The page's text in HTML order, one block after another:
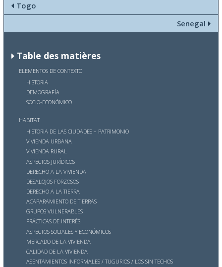
Togo
Senegal
Table des matières
ELEMENTOS DE CONTEXTO
HISTORIA
DEMOGRAFÍA
SOCIO-ECONÓMICO
HABITAT
HISTORIA DE LAS CIUDADES – PATRIMONIO
VIVIENDA URBANA
VIVIENDA RURAL
ASPECTOS JURÍDICOS
DERECHO A LA VIVIENDA
DESALOJOS FORZOSOS
DERECHO A LA TIERRA
ACAPARAMIENTO DE TIERRAS
GRUPOS VULNERABLES
PRÁCTICAS DE INTERÉS
ASPECTOS SOCIALES Y ECONÓMICOS
MERCADO DE LA VIVIENDA
CALIDAD DE LA VIVIENDA
ASENTAMIENTOS INFORMALES / TUGURIOS / LOS SIN TECHOS